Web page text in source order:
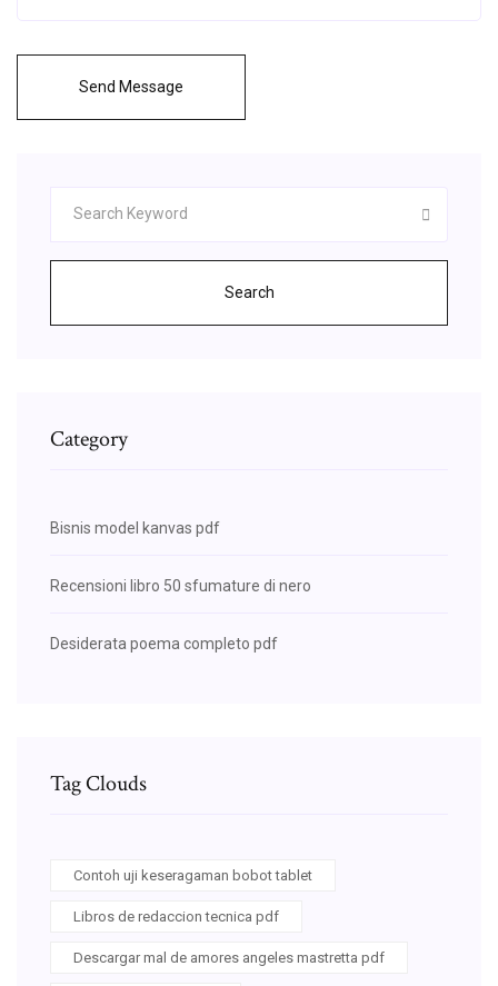
Send Message
Search
Category
Bisnis model kanvas pdf
Recensioni libro 50 sfumature di nero
Desiderata poema completo pdf
Tag Clouds
Contoh uji keseragaman bobot tablet
Libros de redaccion tecnica pdf
Descargar mal de amores angeles mastretta pdf